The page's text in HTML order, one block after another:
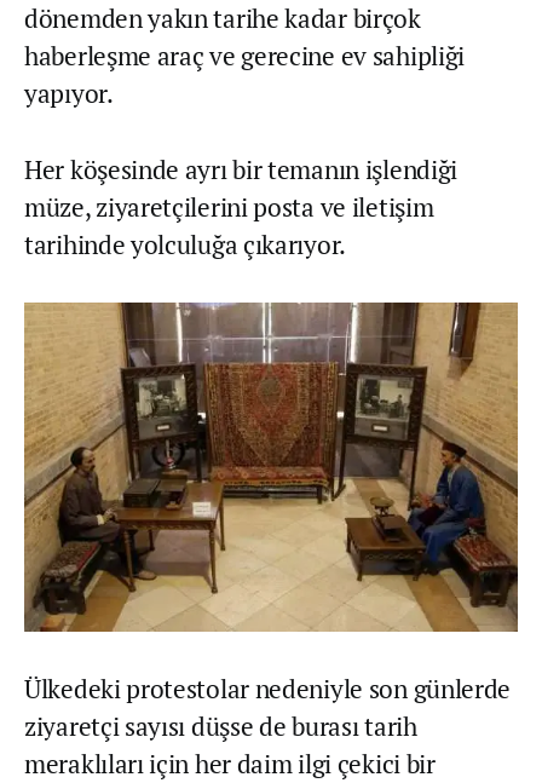
dönemden yakın tarihe kadar birçok
haberleşme araç ve gerecine ev sahipliği
yapıyor.
Her köşesinde ayrı bir temanın işlendiği
müze, ziyaretçilerini posta ve iletişim
tarihinde yolculuğa çıkarıyor.
Ülkedeki protestolar nedeniyle son günlerde
ziyaretçi sayısı düşse de burası tarih
meraklıları için her daim ilgi çekici bir